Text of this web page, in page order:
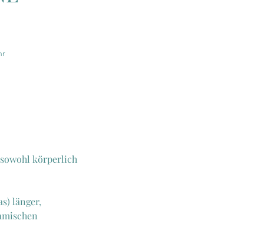
körperlich
länger,